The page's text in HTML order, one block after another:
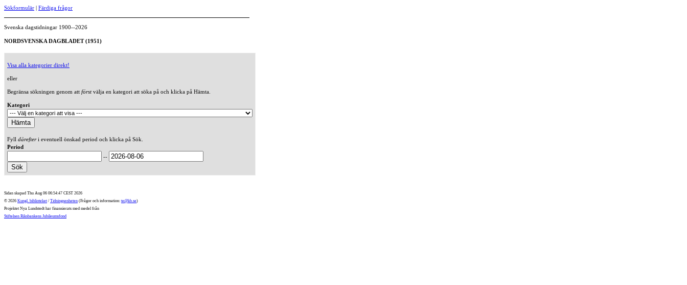
Sökformulär | Färdiga frågor
Svenska dagstidningar 1900--2026
NORDSVENSKA DAGBLADET (1951)
Visa alla kategorier direkt!
eller
Begränsa sökningen genom att förstvälja en kategori att söka på och klicka på Hämta.
Kategori
Fyll därefteri eventuell önskad period och klicka på Sök.
Period
--
Sidan skapad Thu Aug 06 06:54:47 CEST 2026
© 2026 Kungl. biblioteket / Tidningsenheten (Frågor och information: te@kb.se)
Projektet Nya Lundstedt har finansierats med medel från
Stiftelsen Riksbankens Jubileumsfond